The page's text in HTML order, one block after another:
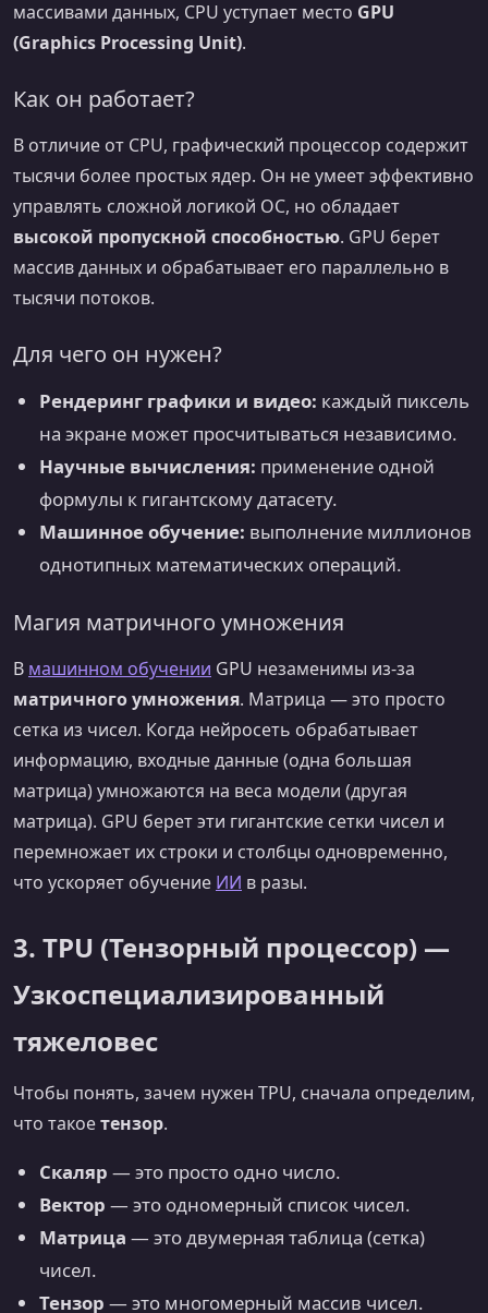
массивами данных, CPU уступает место GPU
(Graphics Processing Unit).
Как он работает?
В отличие от CPU, графический процессор содержит
тысячи более простых ядер. Он не умеет эффективно
управлять сложной логикой ОС, но обладает
высокой пропускной способностью. GPU берет
массив данных и обрабатывает его параллельно в
тысячи потоков.
Для чего он нужен?
Рендеринг графики и видео: каждый пиксель
на экране может просчитываться независимо.
Научные вычисления: применение одной
формулы к гигантскому датасету.
Машинное обучение: выполнение миллионов
однотипных математических операций.
Магия матричного умножения
В машинном обучении GPU незаменимы из-за
матричного умножения. Матрица — это просто
сетка из чисел. Когда нейросеть обрабатывает
информацию, входные данные (одна большая
матрица) умножаются на веса модели (другая
матрица). GPU берет эти гигантские сетки чисел и
перемножает их строки и столбцы одновременно,
что ускоряет обучение ИИ в разы.
3. TPU (Тензорный процессор) —
Узкоспециализированный
тяжеловес
Чтобы понять, зачем нужен TPU, сначала определим,
что такоетензор.
Скаляр — это просто одно число.
Вектор — это одномерный список чисел.
Матрица — это двумерная таблица (сетка)
чисел.
Тензор — это многомерный массив чисел.